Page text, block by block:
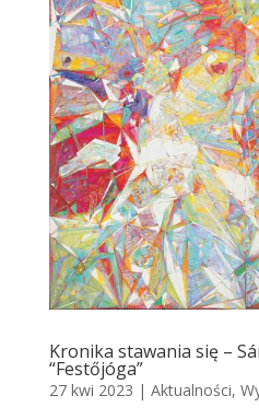
Kronika stawania się –
“Festőjóga”
27 kwi 2023 | Aktualności,